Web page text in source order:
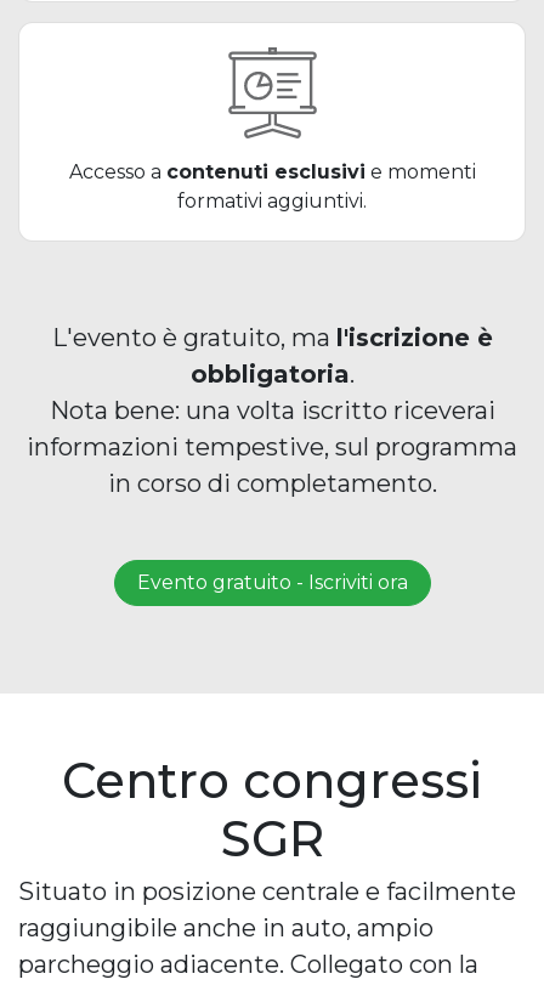
Accesso a contenuti esclusivi e momenti
formativi aggiuntivi.
L'evento è gratuito, ma l'iscrizione è
obbligatoria.
Nota bene: una volta iscritto riceverai
informazioni tempestive, sul programma
in corso di completamento.
Evento gratuito - Iscriviti ora
Centro congressi
SGR
Situato in posizione centrale e facilmente
raggiungibile anche in auto, ampio
parcheggio adiacente. Collegato con la